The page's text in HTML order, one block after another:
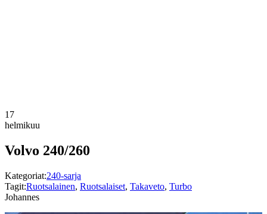
17
helmikuu
Volvo 240/260
Kategoriat:240-sarja
Tagit:Ruotsalainen, Ruotsalaiset, Takaveto, Turbo
Johannes